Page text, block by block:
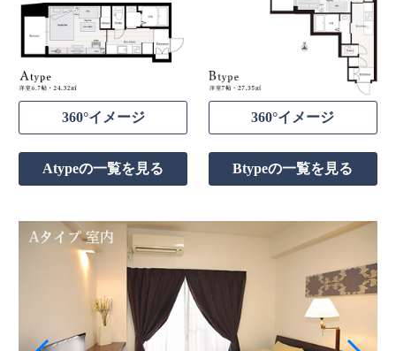
360°イメージ
Atypeの一覧を見る
360°イメージ
Btypeの一覧を見る